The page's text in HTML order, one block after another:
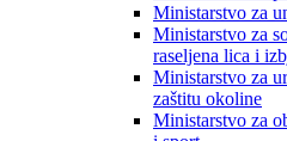
Ministarstva
Ministarstvo za
Ministarstvo za
Ministarstvo za
Ministarstvo za
raseljena lica i